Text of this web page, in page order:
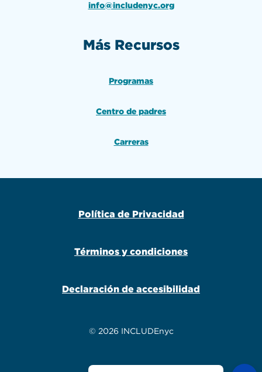
info@includenyc.org
Más Recursos
Programas
Centro de padres
Carreras
© 2026 INCLUDEnyc
Política de Privacidad
Términos y condiciones
Declaración de accesibilidad